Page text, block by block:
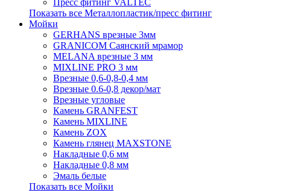
Пресс фитинг VALTEС
Показать все Металлопластик/пресс фитинг
Мойки
GERHANS врезные 3мм
GRANICOM Саянский мрамор
MELANA врезные 3 мм
MIXLINE PRO 3 мм
Врезные 0,6-0,8-0,4 мм
Врезные 0.6-0,8 декор/мат
Врезные угловые
Камень GRANFEST
Камень MIXLINE
Камень ZOX
Камень глянец MAXSTONE
Накладные 0,6 мм
Накладные 0,8 мм
Эмаль белые
Показать все Мойки